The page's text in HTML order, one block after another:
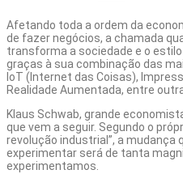
Afetando toda a ordem da
de fazer negócios, a chamada
transforma a sociedade e o
graças à sua combinação das
IoT (Internet das Coisas),
Realidade Aumentada, entre
Klaus Schwab, grande
que vem a seguir. Segundo o
revolução industrial”, a mudança
experimentar será de tanta
experimentamos.